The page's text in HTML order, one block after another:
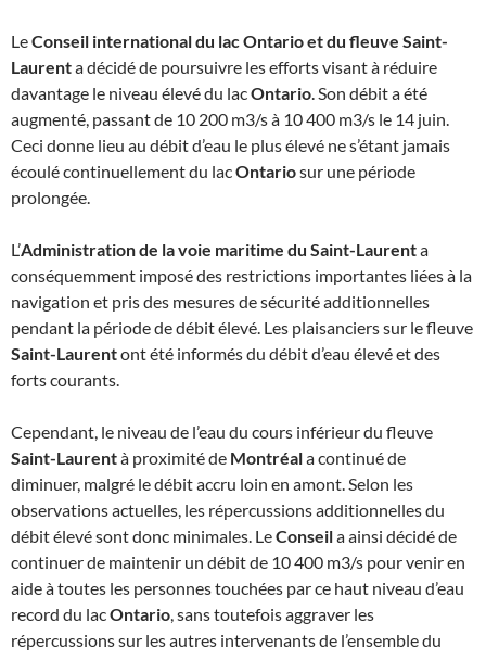
LeConseil international du lac Ontario et du fleuve Saint-
Laurenta décidé de poursuivre les efforts visant à réduire
davantage le niveau élevé du lacOntario. Son débit a été
augmenté, passant de 10 200 m3/s à 10 400 m3/s le 14 juin.
Ceci donne lieu au débit d’eau le plus élevé ne s’étant jamais
écoulé continuellement du lacOntariosur une période
prolongée.
L’Administration de la voie maritime du Saint-Laurenta
conséquemment imposé des restrictions importantes liées à la
navigation et pris des mesures de sécurité additionnelles
pendant la période de débit élevé. Les plaisanciers sur le fleuve
Saint-Laurentont été informés du débit d’eau élevé et des
forts courants.
Cependant, le niveau de l’eau du cours inférieur du fleuve
Saint-Laurentà proximité de Montréala continué de
diminuer, malgré le débit accru loin en amont. Selon les
observations actuelles, les répercussions additionnelles du
débit élevé sont donc minimales. LeConseila ainsi décidé de
continuer de maintenir un débit de 10 400 m3/s pour venir en
aide à toutes les personnes touchées par ce haut niveau d’eau
record du lacOntario, sans toutefois aggraver les
répercussions sur les autres intervenants de l’ensemble du